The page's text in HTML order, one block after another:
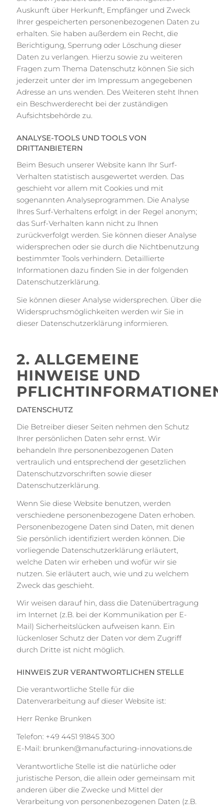
Auskunft über Herkunft, Empfänger und Zweck
Ihrer gespeicherten personenbezogenen Daten zu
erhalten. Sie haben außerdem ein Recht, die
Berichtigung, Sperrung oder Löschung dieser
Daten zu verlangen. Hierzu sowie zu weiteren
Fragen zum Thema Datenschutz können Sie sich
jederzeit unter der im Impressum angegebenen
Adresse an uns wenden. Des Weiteren steht Ihnen
ein Beschwerderecht bei der zuständigen
Aufsichtsbehörde zu.
ANALYSE-TOOLS UND TOOLS VON
DRITTANBIETERN
Beim Besuch unserer Website kann Ihr Surf-
Verhalten statistisch ausgewertet werden. Das
geschieht vor allem mit Cookies und mit
sogenannten Analyseprogrammen. Die Analyse
Ihres Surf-Verhaltens erfolgt in der Regel anonym;
das Surf-Verhalten kann nicht zu Ihnen
zurückverfolgt werden. Sie können dieser Analyse
widersprechen oder sie durch die Nichtbenutzung
bestimmter Tools verhindern. Detaillierte
Informationen dazu finden Sie in der folgenden
Datenschutzerklärung.
Sie können dieser Analyse widersprechen. Über die
Widerspruchsmöglichkeiten werden wir Sie in
dieser Datenschutzerklärung informieren.
2. ALLGEMEINE
HINWEISE UND
DATENSCHUTZ
Die Betreiber dieser Seiten nehmen den Schutz
Ihrer persönlichen Daten sehr ernst. Wir
behandeln Ihre personenbezogenen Daten
vertraulich und entsprechend der gesetzlichen
Datenschutzvorschriften sowie dieser
Datenschutzerklärung.
Wenn Sie diese Website benutzen, werden
verschiedene personenbezogene Daten erhoben.
Personenbezogene Daten sind Daten, mit denen
Sie persönlich identifiziert werden können. Die
vorliegende Datenschutzerklärung erläutert,
welche Daten wir erheben und wofür wir sie
nutzen. Sie erläutert auch, wie und zu welchem
Zweck das geschieht.
Wir weisen darauf hin, dass die Datenübertragung
im Internet (z.B. bei der Kommunikation per E-
Mail) Sicherheitslücken aufweisen kann. Ein
lückenloser Schutz der Daten vor dem Zugriff
durch Dritte ist nicht möglich.
HINWEIS ZUR VERANTWORTLICHEN STELLE
Die verantwortliche Stelle für die
Datenverarbeitung auf dieser Website ist:
Herr Renke Brunken
Telefon: +49 4451 91845 300
E-Mail: brunken@manufacturing-innovations.de
Verantwortliche Stelle ist die natürliche oder
juristische Person, die allein oder gemeinsam mit
anderen über die Zwecke und Mittel der
Verarbeitung von personenbezogenen Daten (z.B.